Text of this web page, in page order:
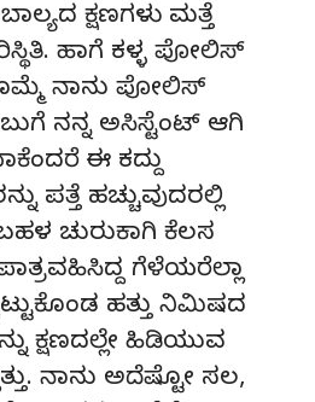
ಕ್ಷಣಗಳು ಮತ್ತೆ
ಹಾಗೆ ಕಳ್ಳ ಪೋಲಿಸ್
ನಾನು ಪೋಲಿಸ್
ನನ್ನ ಅಸಿಸ್ಟೆಂಟ್ ಆಗಿ
ಈ ಕದ್ದು
ಪತ್ತೆ ಹಚ್ಚುವುದರಲ್ಲಿ
ಚುರುಕಾಗಿ ಕೆಲಸ
ಪಾತ್ರವಹಿಸಿದ್ದ ಗೆಳೆಯರೆಲ್ಲಾ
ಹತ್ತು ನಿಮಿಷದ
ಕ್ಷಣದಲ್ಲೇ ಹಿಡಿಯುವ
ನಾನು ಅದೆಷ್ಟೋ ಸಲ,